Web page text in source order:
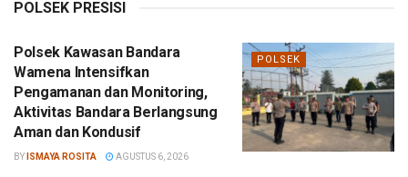
POLSEK PRESISI
POLSEK
Polsek Kawasan Bandara
Wamena Intensifkan
Pengamanan dan Monitoring,
Aktivitas Bandara Berlangsung
Aman dan Kondusif
BY ISMAYA ROSITA AGUSTUS 6, 2026